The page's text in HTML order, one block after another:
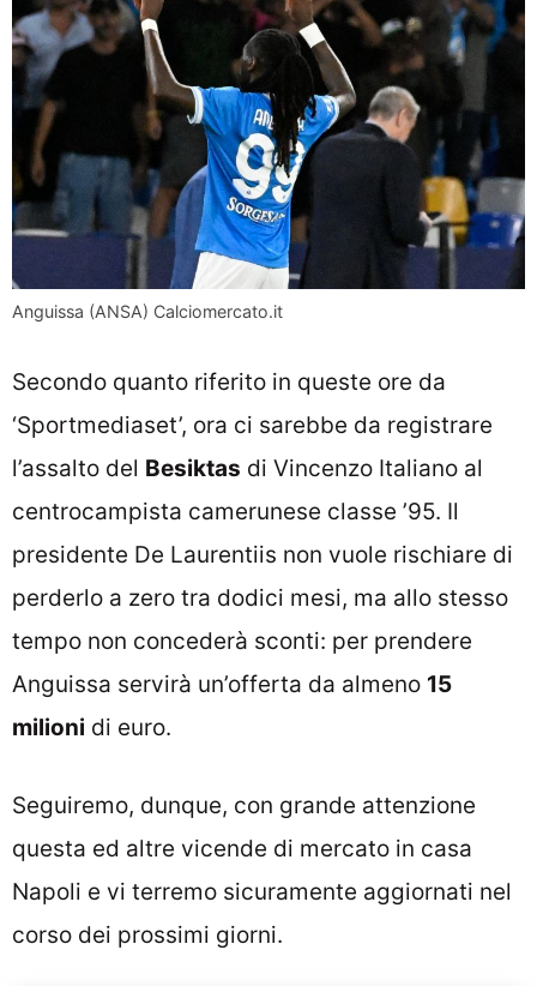
Anguissa (ANSA) Calciomercato.it
Secondo quanto riferito in queste ore da
‘Sportmediaset’, ora ci sarebbe da registrare
l’assalto del Besiktas di Vincenzo Italiano al
centrocampista camerunese classe ’95. Il
presidente De Laurentiis non vuole rischiare di
perderlo a zero tra dodici mesi, ma allo stesso
tempo non concederà sconti: per prendere
Anguissa servirà un’offerta da almeno 15
milioni di euro.
Seguiremo, dunque, con grande attenzione
questa ed altre vicende di mercato in casa
Napoli e vi terremo sicuramente aggiornati nel
corso dei prossimi giorni.